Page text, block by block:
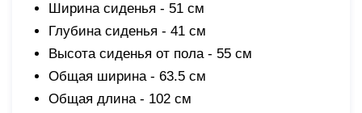
Ширина сиденья - 51 см
Глубина сиденья - 41 см
Высота сиденья от пола - 55 см
Общая ширина - 63.5 см
Общая длина - 102 см